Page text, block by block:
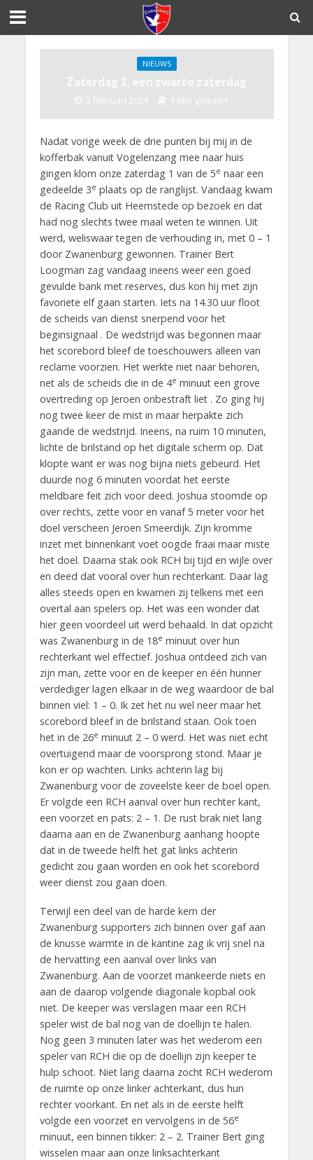
NIEUWS
Zaterdag 1, een zwarte zaterdag
3 februari 2024 4 Min gelezen
Nadat vorige week de drie punten bij mij in de
kofferbak vanuit Vogelenzang mee naar huis
gingen klom onze zaterdag 1 van de 5e naar een
gedeelde 3e plaats op de ranglijst. Vandaag kwam
de Racing Club uit Heemstede op bezoek en dat
had nog slechts twee maal weten te winnen. Uit
werd, weliswaar tegen de verhouding in, met 0 – 1
door Zwanenburg gewonnen. Trainer Bert
Loogman zag vandaag ineens weer een goed
gevulde bank met reserves, dus kon hij met zijn
favoriete elf gaan starten. Iets na 14.30 uur floot
de scheids van dienst snerpend voor het
beginsignaal . De wedstrijd was begonnen maar
het scorebord bleef de toeschouwers alleen van
reclame voorzien. Het werkte niet naar behoren,
net als de scheids die in de 4e minuut een grove
overtreding op Jeroen onbestraft liet . Zo ging hij
nog twee keer de mist in maar herpakte zich
gaande de wedstrijd. Ineens, na ruim 10 minuten,
lichte de brilstand op het digitale scherm op. Dat
klopte want er was nog bijna niets gebeurd. Het
duurde nog 6 minuten voordat het eerste
meldbare feit zich voor deed. Joshua stoomde op
over rechts, zette voor en vanaf 5 meter voor het
doel verscheen Jeroen Smeerdijk. Zijn kromme
inzet met binnenkant voet oogde fraai maar miste
het doel. Daarna stak ook RCH bij tijd en wijle over
en deed dat vooral over hun rechterkant. Daar lag
alles steeds open en kwamen zij telkens met een
overtal aan spelers op. Het was een wonder dat
hier geen voordeel uit werd behaald. In dat opzicht
was Zwanenburg in de 18e minuut over hun
rechterkant wel effectief. Joshua ontdeed zich van
zijn man, zette voor en de keeper en één hunner
verdediger lagen elkaar in de weg waardoor de bal
binnen viel: 1 – 0. Ik zet het nu wel neer maar het
scorebord bleef in de brilstand staan. Ook toen
het in de 26e minuut 2 – 0 werd. Het was niet echt
overtuigend maar de voorsprong stond. Maar je
kon er op wachten. Links achterin lag bij
Zwanenburg voor de zoveelste keer de boel open.
Er volgde een RCH aanval over hun rechter kant,
een voorzet en pats: 2 – 1. De rust brak niet lang
daarna aan en de Zwanenburg aanhang hoopte
dat in de tweede helft het gat links achterin
gedicht zou gaan worden en ook het scorebord
weer dienst zou gaan doen.
Terwijl een deel van de harde kern der
Zwanenburg supporters zich binnen over gaf aan
de knusse warmte in de kantine zag ik vrij snel na
de hervatting een aanval over links van
Zwanenburg. Aan de voorzet mankeerde niets en
aan de daarop volgende diagonale kopbal ook
niet. De keeper was verslagen maar een RCH
speler wist de bal nog van de doellijn te halen.
Nog geen 3 minuten later was het wederom een
speler van RCH die op de doellijn zijn keeper te
hulp schoot. Niet lang daarna zocht RCH wederom
de ruimte op onze linker achterkant, dus hun
rechter voorkant. En net als in de eerste helft
volgde een voorzet en vervolgens in de 56e
minuut, een binnen tikker: 2 – 2. Trainer Bert ging
wisselen maar aan onze linksachterkant